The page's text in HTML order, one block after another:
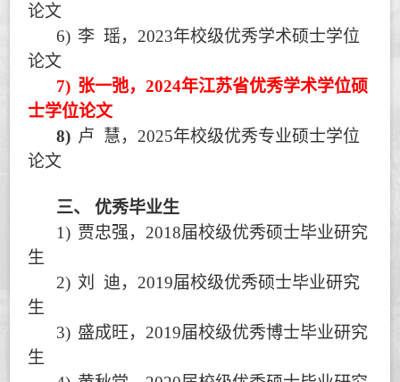
论文
6) 李 瑶， 2023年校级优秀学术硕士学位
论文
7) 张一弛，2024年江苏省优秀学术学位硕
士学位论文
8) 卢 慧， 2025年校级优秀专业硕士学位
论文
三、优秀毕业生
1) 贾忠强， 2018届校级优秀硕士毕业研究
生
2) 刘 迪， 2019届校级优秀硕士毕业研究
生
3) 盛成旺， 2019届校级优秀博士毕业研究
生